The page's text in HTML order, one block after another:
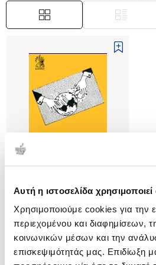
Αυτή η ιστοσελίδα
Χρησιμοποιούμε cookies για την
περιεχομένου και διαφημίσεων,
κοινωνικών μέσων και την
επισκεψιμότητάς μας. Επιδίωξη
(0)
Η ΠΟΛΙΤΙΣΤΙΚΗ ΑΥΤΟΝΟΜΙΑ ΣΤΙΣ
ΠΑΓΚΟΣΜΙΕΣ ΕΠΙΚΟΙΝΩΝΙΕΣ
HAMELINK CEES
Κωδ. Πολιτείας:2145-0090